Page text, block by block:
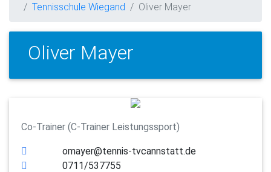
Tennisschule Wiegand
Oliver Mayer
Oliver Mayer
Co-Trainer (C-Trainer Leistungssport)
omayer@tennis-tvcannstatt.de
0711/537755